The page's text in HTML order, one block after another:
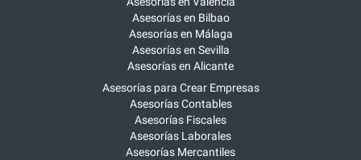
Asesorías en Bilbao
Asesorías en Málaga
Asesorías en Sevilla
Asesorías en Alicante
Asesorías para Crear Empresas
Asesorías Contables
Asesorías Fiscales
Asesorías Laborales
Asesorías Mercantiles